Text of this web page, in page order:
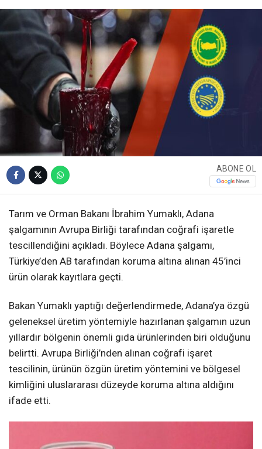
ABONE OL
Tarım ve Orman Bakanı İbrahim Yumaklı, Adana
şalgamının Avrupa Birliği tarafından coğrafi işaretle
tescillendiğini açıkladı. Böylece Adana şalgamı,
Türkiye’den AB tarafından koruma altına alınan 45’inci
ürün olarak kayıtlara geçti.
Bakan Yumaklı yaptığı değerlendirmede, Adana’ya özgü
geleneksel üretim yöntemiyle hazırlanan şalgamın uzun
yıllardır bölgenin önemli gıda ürünlerinden biri olduğunu
belirtti. Avrupa Birliği’nden alınan coğrafi işaret
tescilinin, ürünün özgün üretim yöntemini ve bölgesel
kimliğini uluslararası düzeyde koruma altına aldığını
ifade etti.